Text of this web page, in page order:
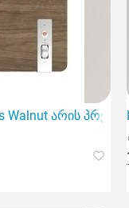
S3 არის
Walnut არის